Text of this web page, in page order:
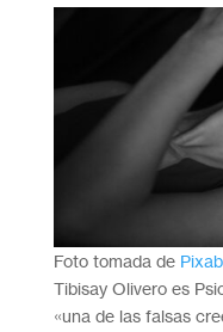
Foto tomada de
Tibisay Olivero es
«una de las falsas